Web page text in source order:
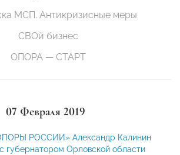
МСП. Антикризисные меры
СВОй бизнес
ОПОРА — СТАРТ
07 Февраля 2019
РОССИИ» Александр Калинин
губернатором Орловской области